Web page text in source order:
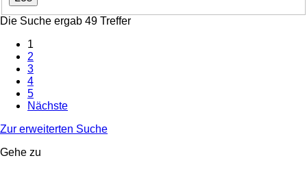
Die Suche ergab 49 Treffer
1
2
3
4
5
Nächste
Zur erweiterten Suche
Gehe zu